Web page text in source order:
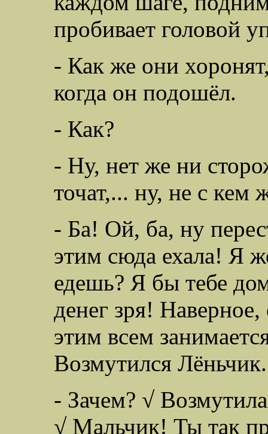
пробивает головой
- Как же они
когда он подошёл.
- Как?
- Ну, нет же ни
точат,... ну, не с кем
- Ба! Ой, ба, ну
этим сюда ехала! Я
едешь? Я бы тебе
денег зря! Наверное,
этим всем
Возмутился Лёньчик.
- Зачем? √
√ Мальчик! Ты так